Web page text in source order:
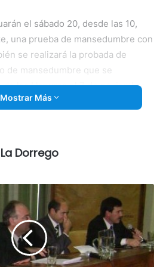
el sábado 20, desde las 10,
una prueba de mansedumbre con
se realizará la probada de
de mansedumbre que se
de las Llanuras el 7 de noviembre.
para el segundo. La
será gratuita.
una pialada de terneros puerta
individual. La inscripción
pesos y habrá 4 millones de
Mostrar Más
La Dorrego